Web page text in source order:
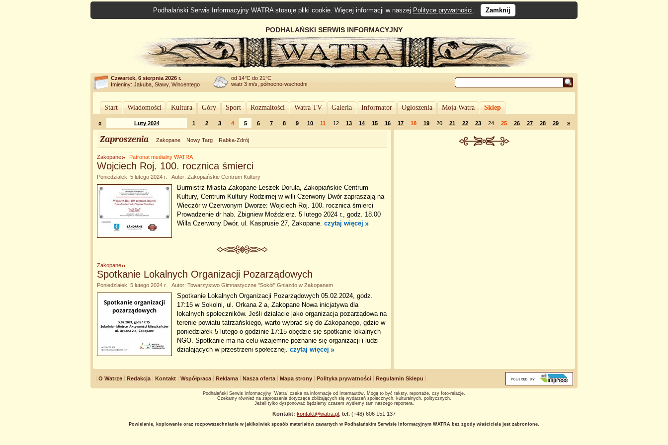
Podhalański Serwis Informacyjny WATRA stosuje pliki cookie. Więcej informacji w naszej Polityce prywatności. Zamknij
PODHALAŃSKI SERWIS INFORMACYJNY
Czwartek, 6 sierpnia 2026 r.
Imieniny: Jakuba, Sławy, Wincentego
od 14°C do 21°C
wiatr 3 m/s, północno-wschodni
Start Wiadomości Kultura Góry Sport Rozmaitości Watra TV Galeria Informator Ogłoszenia Moja Watra Sklep
« Luty 2024 1 2 3 4 5 6 7 8 9 10 11 12 13 14 15 16 17 18 19 20 21 22 23 24 25 26 27 28 29 »
Zaproszenia Zakopane Nowy Targ Rabka-Zdrój
Zakopane Patronat medialny WATRA
Wojciech Roj. 100. rocznica śmierci
Poniedziałek, 5 lutego 2024 r. Autor: Zakopiańskie Centrum Kultury
Burmistrz Miasta Zakopane Leszek Dorula, Zakopiańskie Centrum
Kultury, Centrum Kultury Rodzimej w willi Czerwony Dwór zapraszają na
Wieczór w Czerwonym Dworze: Wojciech Roj. 100. rocznica śmierci
Prowadzenie dr hab. Zbigniew Moździerz. 5 lutego 2024 r., godz. 18.00
Willa Czerwony Dwór, ul. Kasprusie 27, Zakopane. czytaj więcej
Zakopane
Spotkanie Lokalnych Organizacji Pozarządowych
Poniedziałek, 5 lutego 2024 r. Autor: Towarzystwo Gimnastyczne "Sokół" Gniazdo w Zakopanem
Spotkanie Lokalnych Organizacji Pozarządowych 05.02.2024, godz.
17:15 w Sokolni, ul. Orkana 2 a, Zakopane Nowa inicjatywa dla
lokalnych społeczników. Jeśli działacie jako organizacja pozarządowa na
terenie powiatu tatrzańskiego, warto wybrać się do Zakopanego, gdzie w
poniedziałek 5 lutego o godzinie 17:15 obędzie się spotkanie lokalnych
NGO. Spotkanie ma na celu wzajemne poznanie się organizacji i ludzi
działających w przestrzeni społecznej. czytaj więcej
O Watrze Redakcja Kontakt Współpraca Reklama Nasza oferta Mapa strony Polityka prywatności Regulamin Sklepu
Podhalański Serwis Informacyjny "Watra" czeka na informacje od Internautów. Mogą to być teksty, reportaże, czy foto-relacje.
Czekamy również na zaproszenia dotyczące zbliżających się wydarzeń społecznych, kulturalnych, politycznych.
Jeżeli tylko dysponować będziemy czasem wyślemy tam naszego reportera.
Kontakt: kontakt@watra.pl tel. (+48) 606 151 137
Powielanie, kopiowanie oraz rozpowszechnianie w jakikolwiek sposób materiałów zawartych w Podhalańskim Serwisie Informacyjnym WATRA bez zgody właściciela jest zabronione.